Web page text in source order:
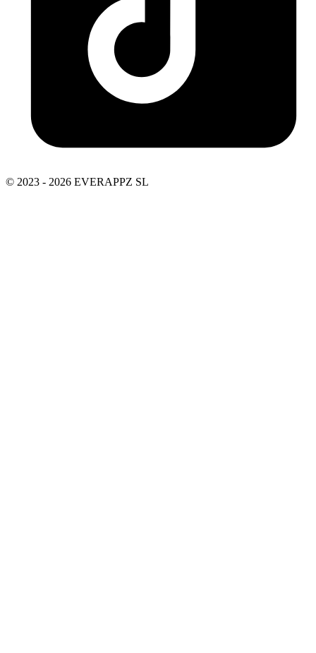
© 2023 - 2026 EVERAPPZ SL